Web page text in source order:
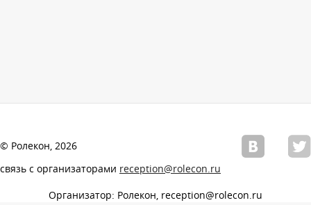
© Ролекон, 2026
связь с организаторами reception@rolecon.ru
Организатор: Ролекон, reception@rolecon.ru